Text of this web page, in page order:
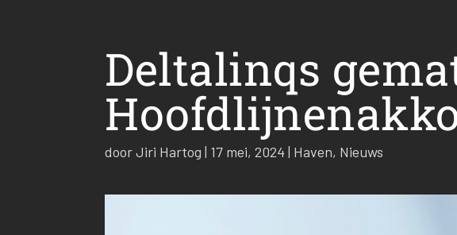
Deltalinqs
doorJiri Hartog | 17 mei, 2024| Haven, Nieuws